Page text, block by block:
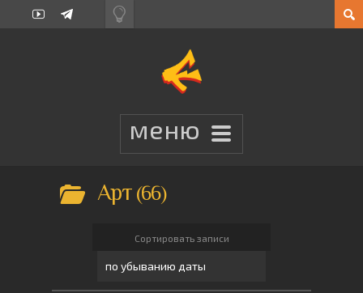
Арт 66
Сортировать записи